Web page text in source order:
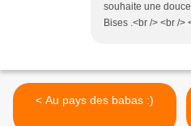
souhaite une
Bises .<br /> <br />
< Au pays des babas :)